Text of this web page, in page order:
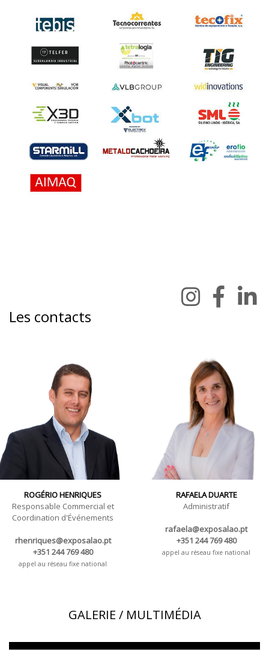
Les contacts
ROGÉRIO HENRIQUES
Responsable Commercial et
Coordination d'Événements
rhenriques@exposalao.pt
+351 244 769 480
appel au réseau fixe national
RAFAELA DUARTE
Administratif
rafaela@exposalao.pt
+351 244 769 480
appel au réseau fixe national
GALERIE / MULTIMÉDIA